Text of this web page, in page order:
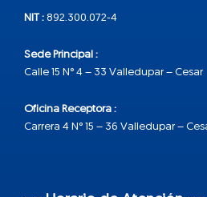
NIT : 892.300.072-4
Sede Principal :
Calle 15 N° 4 – 33 Valledupar – Cesar
Oficina Receptora :
Carrera 4 N° 15 – 36 Valledupar –